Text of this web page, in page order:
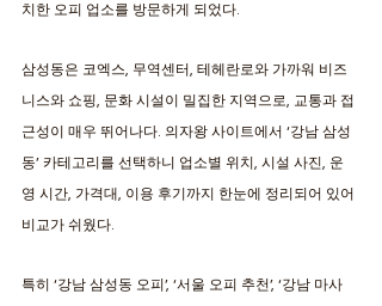
치한 오피 업소를 방문하게 되었다.
삼성동은 코엑스, 무역센터, 테헤란로와 가까워 비즈
니스와 쇼핑, 문화 시설이 밀집한 지역으로, 교통과 접
근성이 매우 뛰어나다. 의자왕 사이트에서 ‘강남 삼성
동’ 카테고리를 선택하니 업소별 위치, 시설 사진, 운
영 시간, 가격대, 이용 후기까지 한눈에 정리되어 있어
비교가 쉬웠다.
특히 ‘강남 삼성동 오피’, ‘서울 오피 추천’, ‘강남 마사